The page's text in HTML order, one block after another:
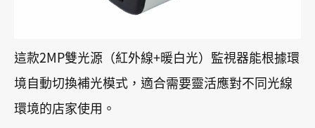
這款2MP雙光源（紅外線+暖白光）監視器能根據環
境自動切換補光模式，適合需要靈活應對不同光線
環境的店家使用。